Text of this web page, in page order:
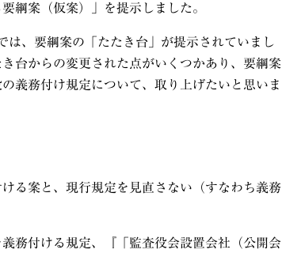
綱案（仮案）」を提示しました。
は、要綱案の「たたき台」が提示されていまし
台からの変更された点がいくつかあり、要綱案
義務付け規定について、取り上げたいと思いま
る案と、現行規定を見直さない（すなわち義務
務付ける規定、『「監査役会設置会社（公開会